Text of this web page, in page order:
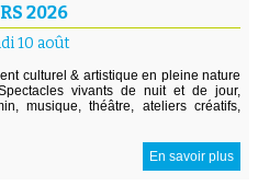
2026
10 août
culturel & artistique en pleine nature
vivants de nuit et de jour,
musique, théâtre, ateliers créatifs,
En savoir plus